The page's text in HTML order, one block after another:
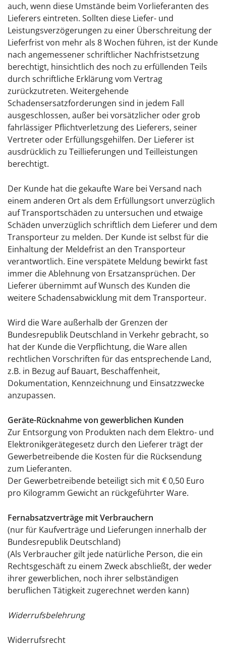
auch, wenn diese Umstände beim Vorlieferanten des
Lieferers eintreten. Sollten diese Liefer- und
Leistungsverzögerungen zu einer Überschreitung der
Lieferfrist von mehr als 8 Wochen führen, ist der Kunde
nach angemessener schriftlicher Nachfristsetzung
berechtigt, hinsichtlich des noch zu erfüllenden Teils
durch schriftliche Erklärung vom Vertrag
zurückzutreten. Weitergehende
Schadensersatzforderungen sind in jedem Fall
ausgeschlossen, außer bei vorsätzlicher oder grob
fahrlässiger Pflichtverletzung des Lieferers, seiner
Vertreter oder Erfüllungsgehilfen. Der Lieferer ist
ausdrücklich zu Teillieferungen und Teilleistungen
berechtigt.
Der Kunde hat die gekaufte Ware bei Versand nach
einem anderen Ort als dem Erfüllungsort unverzüglich
auf Transportschäden zu untersuchen und etwaige
Schäden unverzüglich schriftlich dem Lieferer und dem
Transporteur zu melden. Der Kunde ist selbst für die
Einhaltung der Meldefrist an den Transporteur
verantwortlich. Eine verspätete Meldung bewirkt fast
immer die Ablehnung von Ersatzansprüchen. Der
Lieferer übernimmt auf Wunsch des Kunden die
weitere Schadensabwicklung mit dem Transporteur.
Wird die Ware außerhalb der Grenzen der
Bundesrepublik Deutschland in Verkehr gebracht, so
hat der Kunde die Verpflichtung, die Ware allen
rechtlichen Vorschriften für das entsprechende Land,
z.B. in Bezug auf Bauart, Beschaffenheit,
Dokumentation, Kennzeichnung und Einsatzzwecke
anzupassen.
Geräte-Rücknahme von gewerblichen Kunden
Zur Entsorgung von Produkten nach dem Elektro- und
Elektronikgerätegesetz durch den Lieferer trägt der
Gewerbetreibende die Kosten für die Rücksendung
zum Lieferanten.
Der Gewerbetreibende beteiligt sich mit € 0,50 Euro
pro Kilogramm Gewicht an rückgeführter Ware.
Fernabsatzverträge mit Verbrauchern
(nur für Kaufverträge und Lieferungen innerhalb der
Bundesrepublik Deutschland)
(Als Verbraucher gilt jede natürliche Person, die ein
Rechtsgeschäft zu einem Zweck abschließt, der weder
ihrer gewerblichen, noch ihrer selbständigen
beruflichen Tätigkeit zugerechnet werden kann)
Widerrufsbelehrung
Widerrufsrecht